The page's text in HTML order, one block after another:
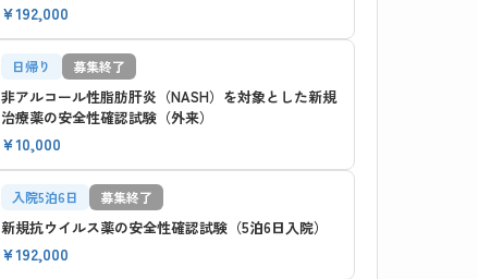
¥192,000
日帰り 募集終了
非アルコール性脂肪肝炎（NASH）を対象とした新規
治療薬の安全性確認試験（外来）
¥10,000
入院5泊6日 募集終了
新規抗ウイルス薬の安全性確認試験（5泊6日入院）
¥192,000